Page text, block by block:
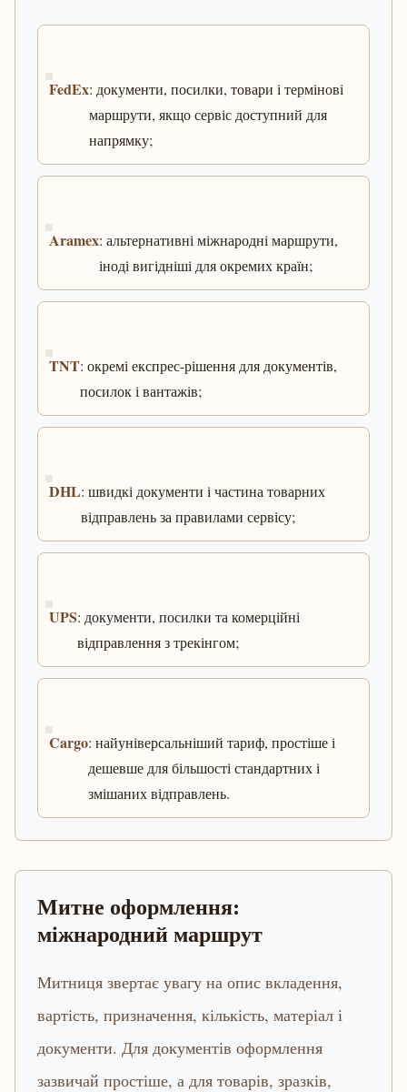
FedEx: документи, посилки, товари і термінові
маршрути, якщо сервіс доступний для
напрямку;
Aramex: альтернативні міжнародні маршрути,
іноді вигідніші для окремих країн;
TNT: окремі експрес-рішення для документів,
посилок і вантажів;
DHL: швидкі документи і частина товарних
відправлень за правилами сервісу;
UPS: документи, посилки та комерційні
відправлення з трекінгом;
Cargo: найуніверсальніший тариф, простіше і
дешевше для більшості стандартних і
змішаних відправлень.
Митне оформлення:
міжнародний маршрут
Митниця звертає увагу на опис вкладення,
вартість, призначення, кількість, матеріал і
документи. Для документів оформлення
зазвичай простіше, а для товарів, зразків,